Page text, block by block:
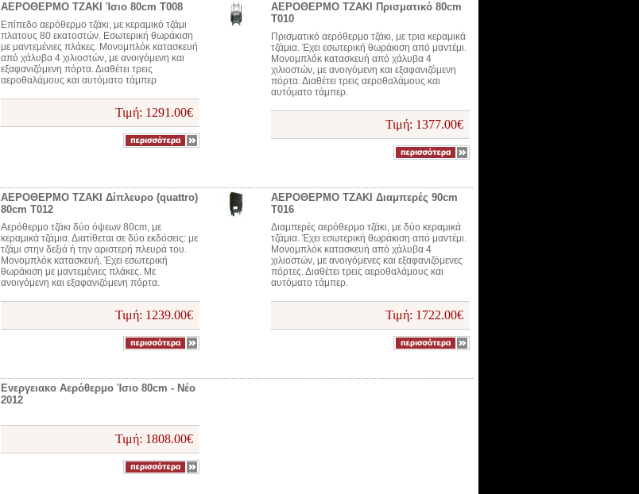
ΑΕΡΟΘΕΡΜΟ ΤΖΑΚΙ Ίσιο 80cm T008
Επίπεδο αερόθερμο τζάκι, με κεραμικό τζάμι
πλατους 80 εκατοστών. Εσωτερική θωράκιση
με μαντεμένιες πλάκες. Μονομπλόκ κατασκευή
από χάλυβα 4 χιλιοστών, με ανοιγόμενη και
εξαφανιζόμενη πόρτα. Διαθέτει τρεις
αεροθαλάμους και αυτόματο τάμπερ
Τιμή: 1291.00€
ΑΕΡΟΘΕΡΜΟ ΤΖΑΚΙ Πρισματικό 80cm
T010
Πρισματικό αερόθερμο τζάκι, με τρια κεραμικά
τζάμια. Έχει εσωτερική θωράκιση από μαντέμι.
Μονομπλόκ κατασκευή από χάλυβα 4
χιλιοστών, με ανοιγόμενη και εξαφανιζόμενη
πόρτα. Διαθέτει τρεις αεροθαλάμους και
αυτόματο τάμπερ.
Τιμή: 1377.00€
ΑΕΡΟΘΕΡΜΟ ΤΖΑΚΙ Δίπλευρο (quattro)
80cm T012
Αερόθερμο τζάκι δύο όψεων 80cm, με
κεραμικά τζάμια. Διατίθεται σε δύο εκδόσεις: με
τζάμι στην δεξιά ή την αριστερή πλευρά του.
Μονομπλόκ κατασκευή. Έχει εσωτερική
θωράκιση με μαντεμένιες πλάκες. Με
ανοιγόμενη και εξαφανιζόμενη πόρτα.
Τιμή: 1239.00€
ΑΕΡΟΘΕΡΜΟ ΤΖΑΚΙ Διαμπερές 90cm
Τ016
Διαμπερές αερόθερμο τζάκι, με δύο κεραμικά
τζάμια. Έχει εσωτερική θωράκιση από μαντέμι.
Μονομπλόκ κατασκευή από χάλυβα 4
χιλιοστών, με ανοιγόμενες και εξαφανιζόμενες
πόρτες. Διαθέτει τρεις αεροθαλάμους και
αυτόματο τάμπερ.
Τιμή: 1722.00€
Ενεργειακο Αερόθερμο Ίσιο 80cm - Νέο
2012
Τιμή: 1808.00€